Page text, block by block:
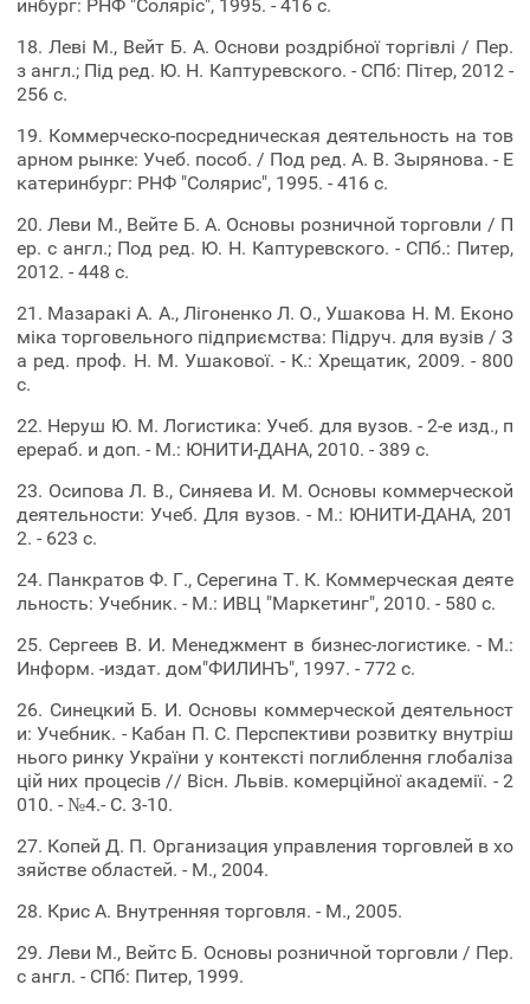
инбург: РНФ "Соляріс", 1995. - 416 с.
18. Леві М., Вейт Б. А. Основи роздрібної торгівлі / Пер.
з англ.; Під ред. Ю. Н. Каптуревского. - СПб: Пітер, 2012 -
256 с.
19. Коммерческо-посредническая деятельность на тов
арном рынке: Учеб. пособ. / Под ред. А. В. Зырянова. - Е
катеринбург: РНФ "Солярис", 1995. - 416 с.
20. Леви М., Вейте Б. А. Основы розничной торговли / П
ер. с англ.; Под ред. Ю. Н. Каптуревского. - СПб.: Питер,
2012. - 448 с.
21. Мазаракі А. А., Лігоненко Л. О., Ушакова Н. М. Еконо
міка торговельного підприємства: Підруч. для вузів / З
а ред. проф. Н. М. Ушакової. - К.: Хрещатик, 2009. - 800
с.
22. Неруш Ю. М. Логистика: Учеб. для вузов. - 2-е изд., п
ерераб. и доп. - М.: ЮНИТИ-ДАНА, 2010. - 389 с.
23. Осипова Л. В., Синяева И. М. Основы коммерческой
деятельности: Учеб. Для вузов. - М.: ЮНИТИ-ДАНА, 201
2. - 623 с.
24. Панкратов Ф. Г., Серегина Т. К. Коммерческая деяте
льность: Учебник. - М.: ИВЦ "Маркетинг", 2010. - 580 с.
25. Сергеев В. И. Менеджмент в бизнес-логистике. - М.:
Информ. -издат. дом"ФИЛИНЪ", 1997. - 772 с.
26. Синецкий Б. И. Основы коммерческой деятельност
и: Учебник. - Кабан П. С. Перспективи розвитку внутріш
нього ринку України у контексті поглиблення глобаліза
цій них процесів // Вісн. Львів. комерційної академії. - 2
010. - №4.- С. 3-10.
27. Копей Д. П. Организация управления торговлей в хо
зяйстве областей. - М., 2004.
28. Крис А. Внутренняя торговля. - М., 2005.
29. Леви М., Вейтс Б. Основы розничной торговли / Пер.
с англ. - СПб: Питер, 1999.